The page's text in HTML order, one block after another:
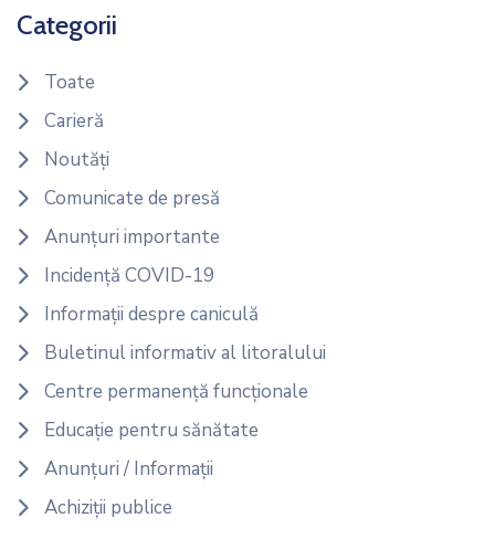
Categorii
Toate
Carieră
Noutăți
Comunicate de presă
Anunțuri importante
Incidență COVID-19
Informații despre caniculă
Buletinul informativ al litoralului
Centre permanență funcționale
Educație pentru sănătate
Anunțuri / Informații
Achiziții publice